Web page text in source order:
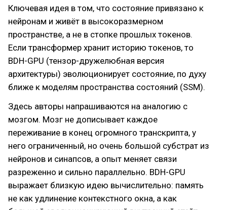
Ключевая идея в том, что состояние привязано к
нейронам и живёт в высокоразмерном
пространстве, а не в стопке прошлых токенов.
Если трансформер хранит историю токенов, то
BDH-GPU (тензор-дружелюбная версия
архитектуры) эволюционирует состояние, по духу
ближе к моделям пространства состояний (SSM).
Здесь авторы напрашиваются на аналогию с
мозгом. Мозг не дописывает каждое
переживание в конец огромного транскрипта, у
него ограниченный, но очень большой субстрат из
нейронов и синапсов, а опыт меняет связи
разреженно и сильно параллельно. BDH-GPU
выражает близкую идею вычислительно: память
не как удлинение контекстного окна, а как